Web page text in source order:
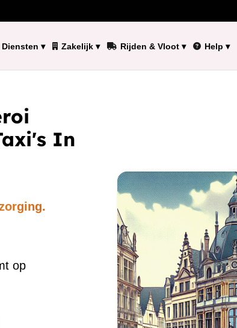
Diensten ▾ Zakelijk ▾ Rijden & Vloot ▾ Help ▾
In
op